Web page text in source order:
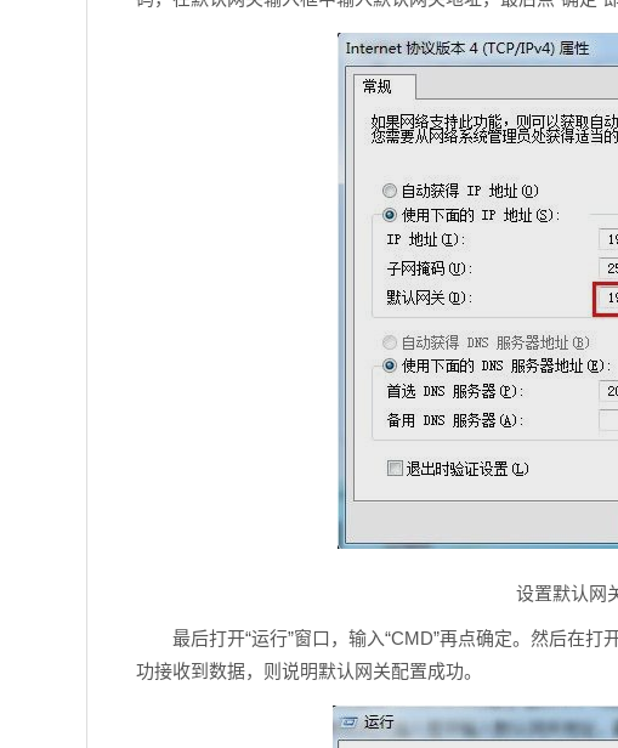
设置默认网
最后打开“运行”窗口，输入“CMD”再点确定。然后在打
功接收到数据，则说明默认网关配置成功。